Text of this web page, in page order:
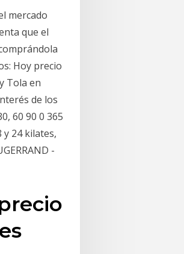
mercado
que el
Hoy precio
Tola en
de los
60 90 0 365
24 kilates,
-